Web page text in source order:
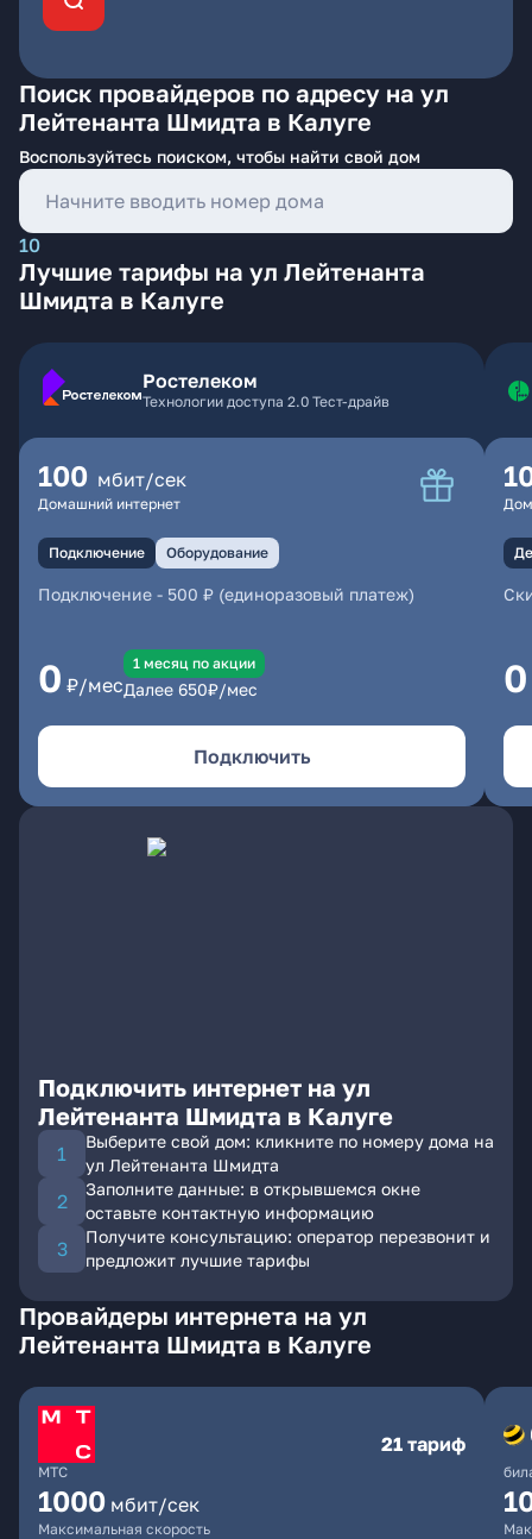
Поиск провайдеров по адресу на ул
Лейтенанта Шмидта в Калуге
Воспользуйтесь поиском, чтобы найти свой дом
10
Лучшие тарифы на ул Лейтенанта
Шмидта в Калуге
Ростелеком
Технологии доступа 2.0 Тест-драйв
100 мбит/сек
Домашний интернет
Подключение Оборудование
Подключение - 500 ₽ (единоразовый платеж)
0 ₽/мес
1 месяц по акции
Далее 650₽/мес
Подключить
0
Подключить интернет на ул
Лейтенанта Шмидта в Калуге
Выберите свой дом: кликните по номеру дома на
ул Лейтенанта Шмидта
Заполните данные: в открывшемся окне
оставьте контактную информацию
Получите консультацию: оператор перезвонит и
предложит лучшие тарифы
Провайдеры интернета на ул
Лейтенанта Шмидта в Калуге
МТС
21 тариф
1000 мбит/сек
Максимальная скорость